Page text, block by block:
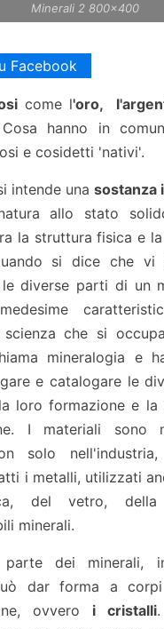
Minerali 2 800x400
Facebook
come l'oro,
hanno in
e cosidetti 'nativi'.
intende una sostanza
allo stato
la struttura fisica e
si dice che vi
diverse parti di un
scienza che si
mineralogia e
e catalogare le
loro formazione e la
I materiali sono
solo
i metalli, utilizzati
del vetro,
minerali.
dei minerali,
dar forma a
ovvero i cristalli